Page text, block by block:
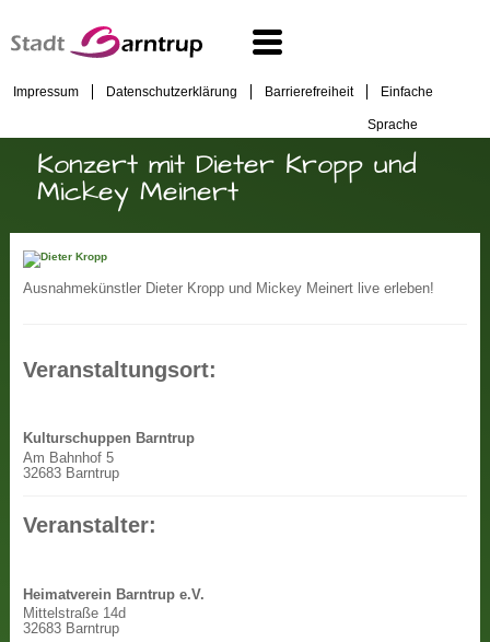
Impressum Datenschutzerklärung Barrierefreiheit Einfache
Sprache
Konzert mit Dieter Kropp und
Mickey Meinert
Ausnahmekünstler Dieter Kropp und Mickey Meinert live erleben!
Veranstaltungsort:
Kulturschuppen Barntrup
Am Bahnhof 5
32683 Barntrup
Veranstalter:
Heimatverein Barntrup e.V.
Mittelstraße 14d
32683 Barntrup